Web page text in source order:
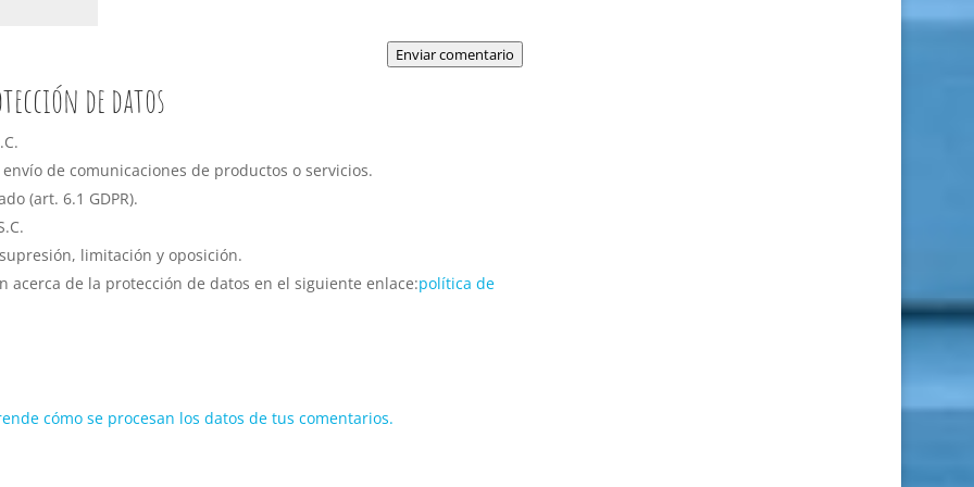
Enviar comentario
de datos
de comunicaciones de productos o servicios.
(art. 6.1 GDPR).
limitación y oposición.
de la protección de datos en el siguiente enlace:política de
cómo se procesan los datos de tus comentarios.